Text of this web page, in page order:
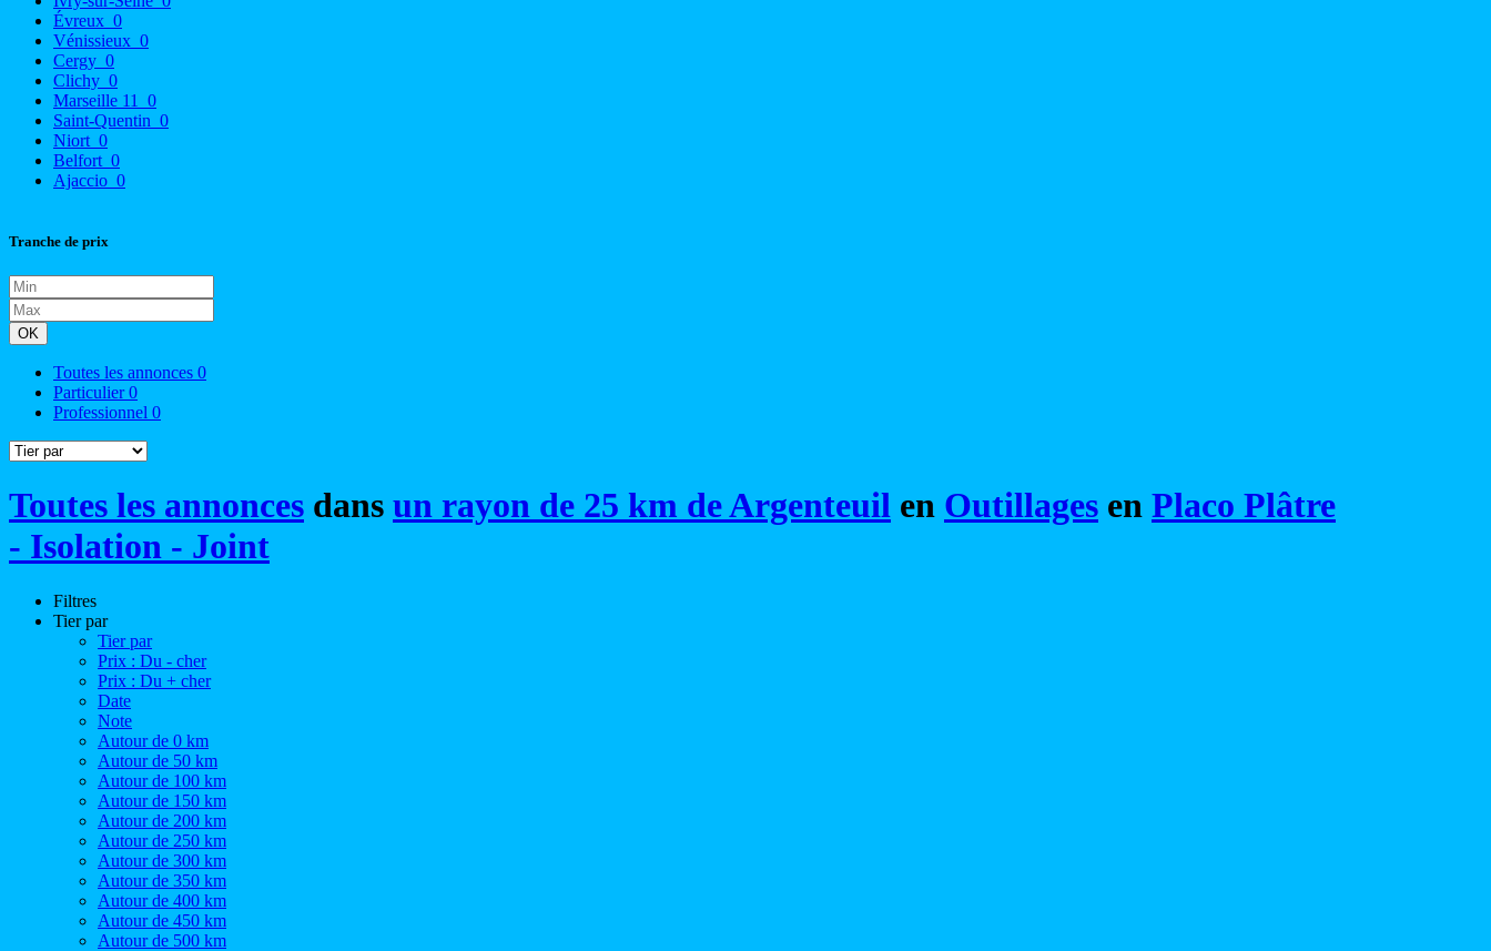
Évreux 0
Vénissieux 0
Cergy 0
Clichy 0
Marseille 11
0
Saint-Quentin 0
Niort 0
Belfort 0
Ajaccio 0
Tranche de prix
OK
Toutes les annonces 0
Particulier0
Professionnel 0
Toutes les annonces dans un rayon de 25 km de Argenteuil en Outillages en Placo Plâtre
- Isolation - Joint
Filtres
Tier par
Tier par
Prix : Du - cher
Prix : Du + cher
Date
Note
Autour de 0 km
Autour de 50 km
Autour de 100 km
Autour de 150 km
Autour de 200 km
Autour de 250 km
Autour de 300 km
Autour de 350 km
Autour de 400 km
Autour de 450 km
Autour de 500 km